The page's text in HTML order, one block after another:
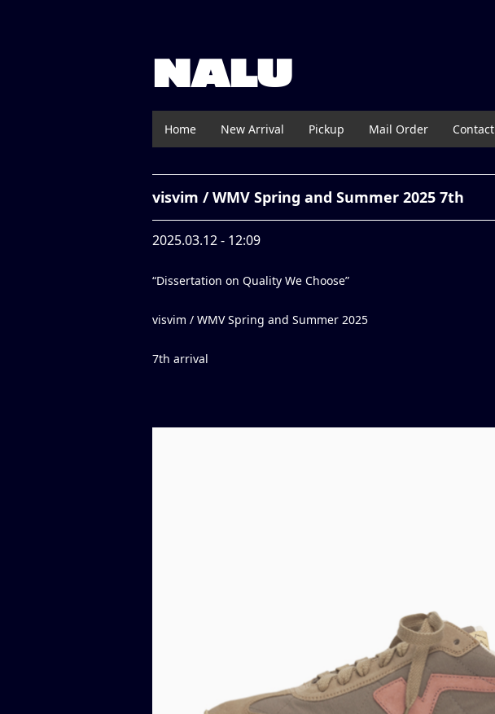
NALU
Home New Arrival Pickup Mail Order Contact
visvim / WMV Spring and Summer 2025 7th
2025.03.12 - 12:09
“Dissertation on Quality We Choose”
visvim / WMV Spring and Summer 2025
7th arrival